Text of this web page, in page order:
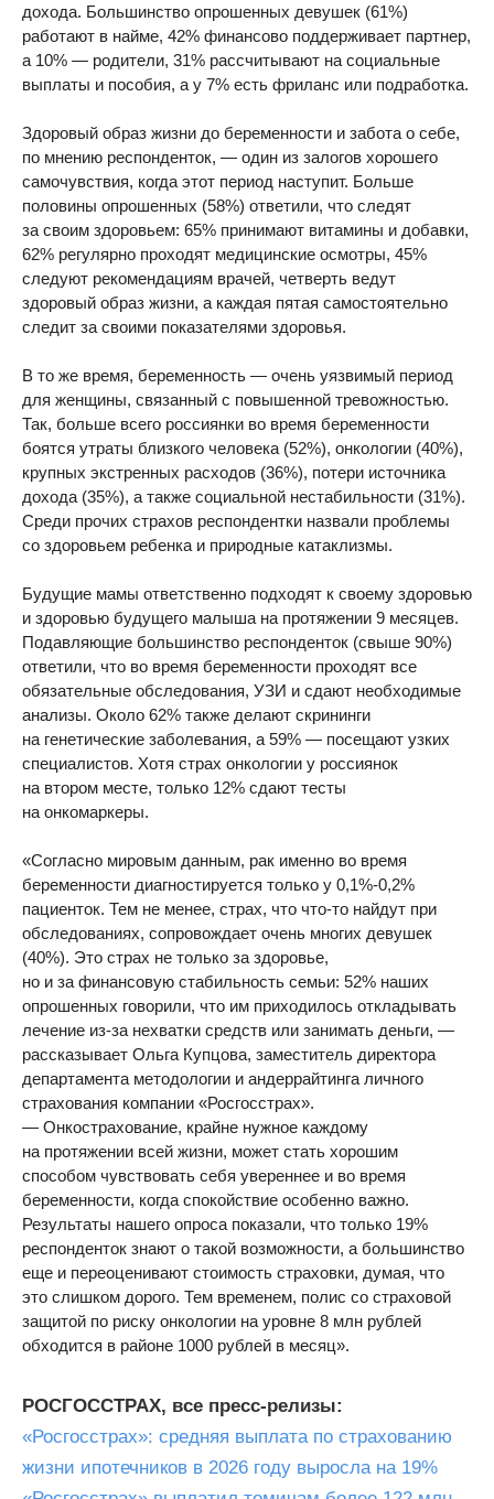
дохода. Большинство опрошенных девушек (61%)
работают в найме, 42% финансово поддерживает партнер,
а 10% — родители, 31% рассчитывают на социальные
выплаты и пособия, а у 7% есть фриланс или подработка.
Здоровый образ жизни до беременности и забота о себе,
по мнению респонденток, — один из залогов хорошего
самочувствия, когда этот период наступит. Больше
половины опрошенных (58%) ответили, что следят
за своим здоровьем: 65% принимают витамины и добавки,
62% регулярно проходят медицинские осмотры, 45%
следуют рекомендациям врачей, четверть ведут
здоровый образ жизни, а каждая пятая самостоятельно
следит за своими показателями здоровья.
В то же время, беременность — очень уязвимый период
для женщины, связанный с повышенной тревожностью.
Так, больше всего россиянки во время беременности
боятся утраты близкого человека (52%), онкологии (40%),
крупных экстренных расходов (36%), потери источника
дохода (35%), а также социальной нестабильности (31%).
Среди прочих страхов респондентки назвали проблемы
со здоровьем ребенка и природные катаклизмы.
Будущие мамы ответственно подходят к своему здоровью
и здоровью будущего малыша на протяжении 9 месяцев.
Подавляющие большинство респонденток (свыше 90%)
ответили, что во время беременности проходят все
обязательные обследования, УЗИ и сдают необходимые
анализы. Около 62% также делают скрининги
на генетические заболевания, а 59% — посещают узких
специалистов. Хотя страх онкологии у россиянок
на втором месте, только 12% сдают тесты
на онкомаркеры.
«Согласно мировым данным, рак именно во время
беременности диагностируется только у 0,1%-0,2%
пациенток. Тем не менее, страх, что что-то найдут при
обследованиях, сопровождает очень многих девушек
(40%). Это страх не только за здоровье,
но и за финансовую стабильность семьи: 52% наших
опрошенных говорили, что им приходилось откладывать
лечение из-за нехватки средств или занимать деньги, —
рассказывает Ольга Купцова, заместитель директора
департамента методологии и андеррайтинга личного
страхования компании «Росгосстрах».
— Онкострахование, крайне нужное каждому
на протяжении всей жизни, может стать хорошим
способом чувствовать себя увереннее и во время
беременности, когда спокойствие особенно важно.
Результаты нашего опроса показали, что только 19%
респонденток знают о такой возможности, а большинство
еще и переоценивают стоимость страховки, думая, что
это слишком дорого. Тем временем, полис со страховой
защитой по риску онкологии на уровне 8 млн рублей
обходится в районе 1000 рублей в месяц».
РОСГОССТРАХ, все пресс-релизы:
«Росгосстрах»: средняя выплата по страхованию
жизни ипотечников в 2026 году выросла на 19%